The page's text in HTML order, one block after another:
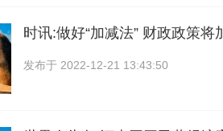
时讯:做好“加减法” 财政政策将
发布于 2022-12-21 13:43:50